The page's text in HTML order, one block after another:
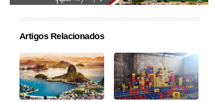
Artigos Relacionados